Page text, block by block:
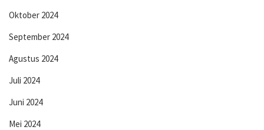
Oktober 2024
September 2024
Agustus 2024
Juli 2024
Juni 2024
Mei 2024